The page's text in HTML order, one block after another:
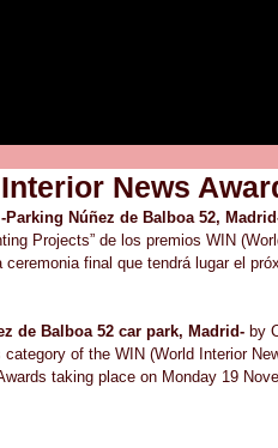
News
Núñez de Balboa 52,
Projects” de los premios WIN
final que tendrá lugar el
de Balboa 52 car park, Madrid- by
of the WIN (World Interior
taking place on Monday 19